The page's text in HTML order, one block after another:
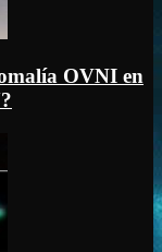
OVNI en